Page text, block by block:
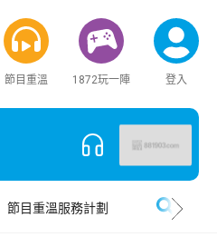
節目重溫 1872玩一陣 登入
節目重溫服務計劃